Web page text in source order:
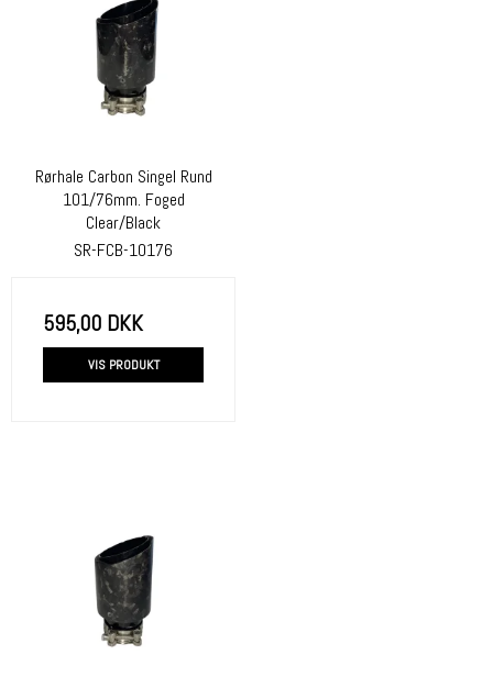
Rørhale Carbon Singel Rund
101/76mm. Foged
Clear/Black
SR-FCB-10176
595,00 DKK
VIS PRODUKT